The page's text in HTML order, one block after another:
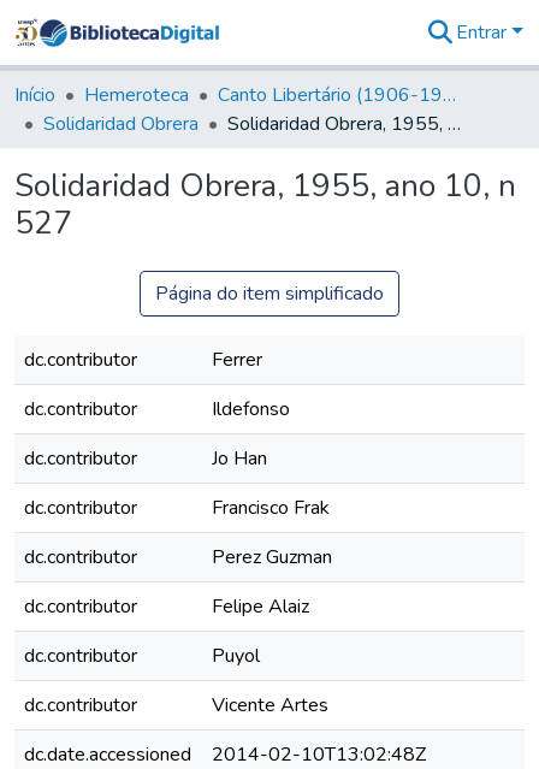
&
Coleções
Tudo na
Digital
Entrar
Início Hemeroteca
Canto Libertário (1906-1995)
Solidaridad Obrera
Solidaridad Obrera, 1955, ano 10, n 527
Solidaridad Obrera, 1955, ano 10, n
527
Página do item simplificado
dc.contributor
Ferrer
dc.contributor
Ildefonso
dc.contributor
Jo Han
dc.contributor
Francisco Frak
dc.contributor
Perez Guzman
dc.contributor
Felipe Alaiz
dc.contributor
Puyol
dc.contributor
Vicente Artes
dc.date.accessioned
2014-02-10T13:02:48Z